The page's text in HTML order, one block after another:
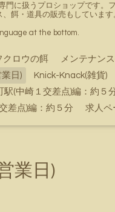
に扱うプロショップです。
餌・道具の販売もしています
at the bottom.
クロウの餌 メンテナン
日) Knick-Knack(雑貨)
駅(中崎１交差点)編：約５
差点)編：約５分
求人ペ
業日)